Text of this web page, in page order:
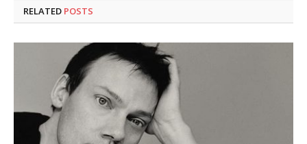
RELATED POSTS